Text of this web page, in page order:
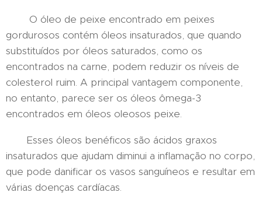
O óleo de peixe encontrado em peixes
gordurosos contém óleos insaturados, que quando
substituídos por óleos saturados, como os
encontrados na carne, podem reduzir os níveis de
colesterol ruim. A principal vantagem componente,
no entanto, parece ser os óleos ômega-3
encontrados em óleos oleosos peixe.
Esses óleos benéficos são ácidos graxos
insaturados que ajudam diminui a inflamação no corpo,
que pode danificar os vasos sanguíneos e resultar em
várias doenças cardíacas.